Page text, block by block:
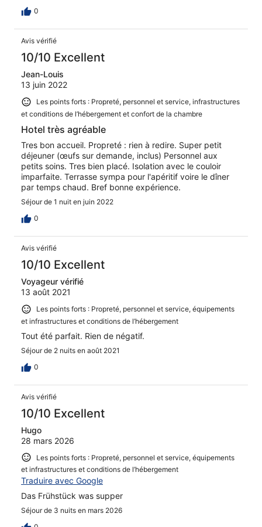
0
Avis vérifié
10/10 Excellent
Jean-Louis
13 juin 2022
Les points forts : Propreté, personnel et service, infrastructures
et conditions de l’hébergement et confort de la chambre
Hotel très agréable
Tres bon accueil. Propreté : rien à redire. Super petit
déjeuner (œufs sur demande, inclus) Personnel aux
petits soins. Tres bien placé. Isolation avec le couloir
imparfaite. Terrasse sympa pour l'apéritif voire le dîner
par temps chaud. Bref bonne expérience.
Séjour de 1 nuit en juin 2022
0
Avis vérifié
10/10 Excellent
Voyageur vérifié
13 août 2021
Les points forts : Propreté, personnel et service, équipements
et infrastructures et conditions de l’hébergement
Tout été parfait. Rien de négatif.
Séjour de 2 nuits en août 2021
0
Avis vérifié
10/10 Excellent
Hugo
28 mars 2026
Les points forts : Propreté, personnel et service, équipements
et infrastructures et conditions de l’hébergement
Traduire avec Google
Das Frühstück was supper
Séjour de 3 nuits en mars 2026